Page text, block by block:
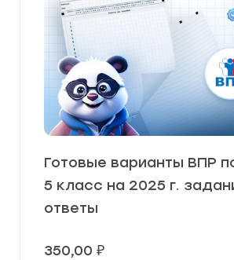
Готовые варианты ВПР
5 класс на 2025 г.
ответы
350,00 ₽